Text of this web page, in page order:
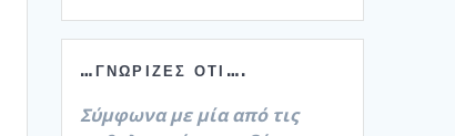
…ΓΝΏΡΙΖΕΣ ΌΤΙ….
Σύμφωνα με μία από τις